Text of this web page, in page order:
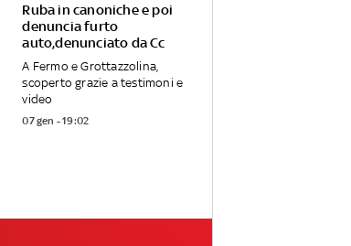
Ruba in canoniche e poi
denuncia furto
auto,denunciato da Cc
A Fermo e Grottazzolina,
scoperto grazie a testimoni e
video
07 gen - 19:02